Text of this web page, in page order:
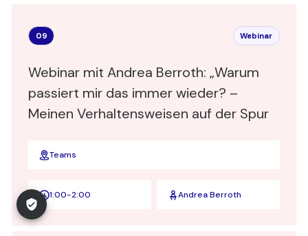
09 Webinar
Webinar mit Andrea Berroth: „Warum
passiert mir das immer wieder? –
Meinen Verhaltensweisen auf der Spur
Teams
1:00-2:00 Andrea Berroth